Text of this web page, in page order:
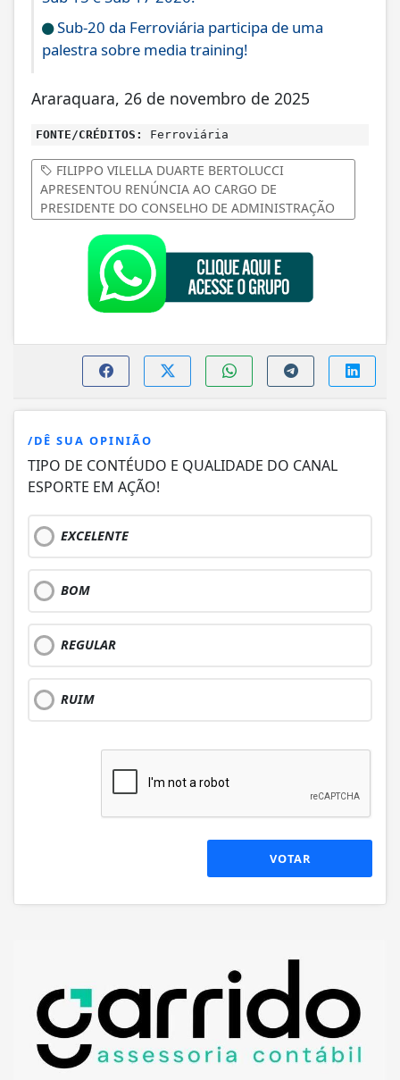
Sub-20 da Ferroviária participa de uma
palestra sobre media training!
Araraquara, 26 de novembro de 2025
FONTE/CRÉDITOS: Ferroviária
FILIPPO VILELLA DUARTE BERTOLUCCI
APRESENTOU RENÚNCIA AO CARGO DE
PRESIDENTE DO CONSELHO DE ADMINISTRAÇÃO
/DÊ SUA OPINIÃO
TIPO DE CONTÉUDO E QUALIDADE DO CANAL
ESPORTE EM AÇÃO!
EXCELENTE
BOM
REGULAR
RUIM
VOTAR